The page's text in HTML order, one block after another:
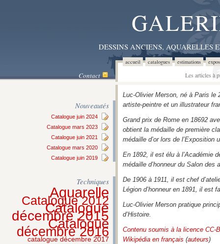
DESSINS ANCIENS,
accueil catalogues estimations
Contact Les articles à
Nouveautés
Catalogue juin 2024
Catalogue mars 2023
Catalogue juin 2021
Catalogue mars 2020
Catalogue juin 2019
Techniques
Aquarelle
Catalogue 2012
Catalogue
décembre 2015
Catalogue
décembre 2016
catalogue décembre 2017
Luc-Olivier Merson, né à Paris le
artiste-peintre et un illustrateur
Grand prix de Rome en 18692
obtient la médaille de première
médaille d’or lors de l’Exposition
En 1892, il est élu à l’Académie
médaille d’honneur du Salon
De 1906 à 1911, il est chef
Légion d’honneur en 1891, il est
Luc-Olivier Merson pratique
d’Histoire.
Contenu soumis à la licence CC-
Wikipédia en français (auteurs)